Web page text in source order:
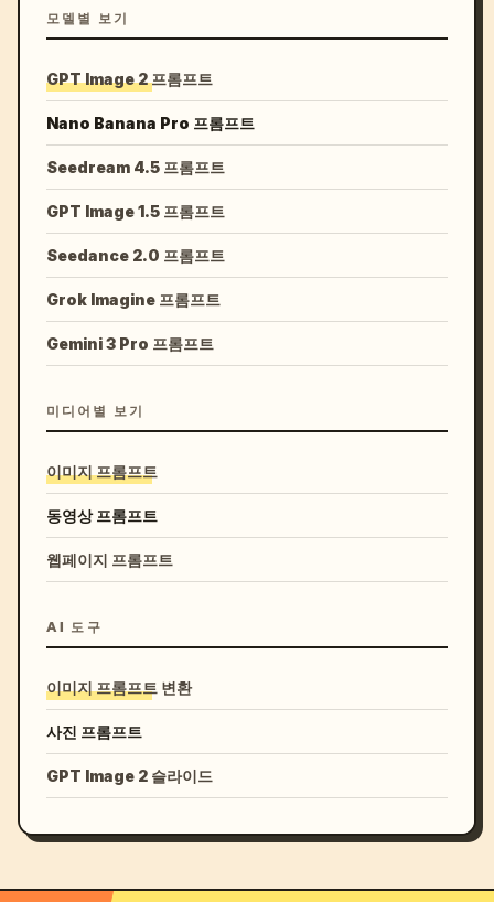
모델별 보기
GPT Image 2 프롬프트
Nano Banana Pro 프롬프트
Seedream 4.5 프롬프트
GPT Image 1.5 프롬프트
Seedance 2.0 프롬프트
Grok Imagine 프롬프트
Gemini 3 Pro 프롬프트
미디어별 보기
이미지 프롬프트
동영상 프롬프트
웹페이지 프롬프트
AI 도구
이미지 프롬프트 변환
사진 프롬프트
GPT Image 2 슬라이드